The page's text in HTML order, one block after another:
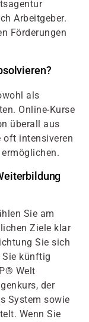
Arbeitgeber.
Förderungen
als
Online-Kurse
überall aus
oft intensiveren
Sie am
Ziele klar
Sie sich
Sie künftig
Welt
der
System sowie
Wenn Sie